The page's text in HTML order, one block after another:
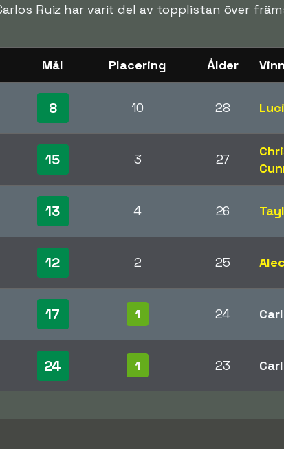
Ruiz har varit del av topplistan över
Mål Placering Ålder
8 10 28
15 3 27
13 4 26
12 2 25
17 1 24
24 1 23